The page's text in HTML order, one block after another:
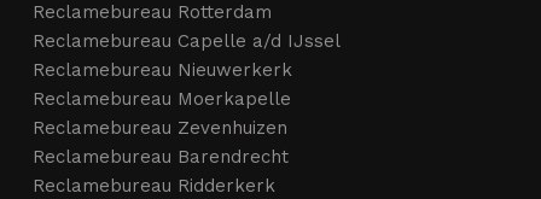
Reclamebureau Rotterdam
Reclamebureau Capelle a/d IJssel
Reclamebureau Nieuwerkerk
Reclamebureau Moerkapelle
Reclamebureau Zevenhuizen
Reclamebureau Barendrecht
Reclamebureau Ridderkerk